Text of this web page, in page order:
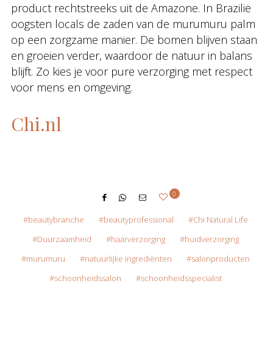
product rechtstreeks uit de Amazone. In Brazilië
oogsten locals de zaden van de murumuru palm
op een zorgzame manier. De bomen blijven staan
en groeien verder, waardoor de natuur in balans
blijft. Zo kies je voor pure verzorging met respect
voor mens en omgeving.
Chi.nl
0
beautybranche beautyprofessional
Chi Natural Life
Duurzaamheid
haarverzorging
huidverzorging
murumuru
natuurlijke ingrediënten
salonproducten
schoonheidssalon
schoonheidsspecialist